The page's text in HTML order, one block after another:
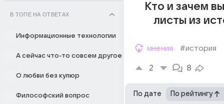
В ТОПЕ НА ОТВЕТАХ
Информационные технологии
А сейчас что-то совсем другое
О любви без купюр
Философский вопрос
Кто и зачем
листы из
мнения #история
2 8
По дате По рейтингу